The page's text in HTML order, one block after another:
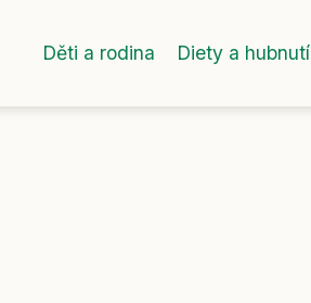
Děti a rodina Diety a hubnutí